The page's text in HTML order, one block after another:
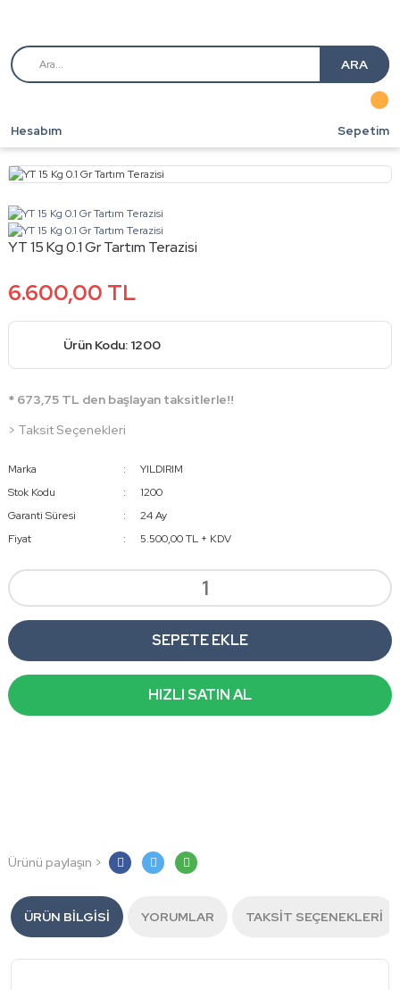
ARA
Hesabım Sepetim
YT 15 Kg 0.1 Gr Tartım Terazisi
6.600,00 TL
Ürün Kodu: 1200
* 673,75 TL den başlayan taksitlerle!!
> Taksit Seçenekleri
Marka
YILDIRIM
Stok Kodu
1200
Garanti Süresi
24 Ay
Fiyat
5.500,00 TL + KDV
SEPETE EKLE
HIZLI SATIN AL
Ürünü paylaşın >
ÜRÜN BILGISI YORUMLAR TAKSIT SEÇENEKLERI